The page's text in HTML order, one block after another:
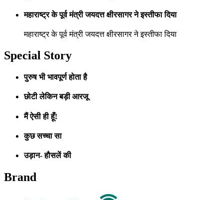
महाराष्ट्र के पूर्व मंत्री जयदत्त क्षीरसागर ने इस्तीफा दिया
महाराष्ट्र के पूर्व मंत्री जयदत्त क्षीरसागर ने इस्तीफा दिया
Special Story
पुरुष भी भावपूर्ण होता है
छोटी लेकिन बड़ी आरजू
मैं ऐसी ही हूँ!
कुछ सच्चा सा
उड़ान- हौसलें की
Brand